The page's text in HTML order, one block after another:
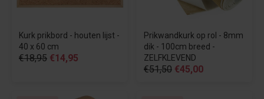
Kurk prikbord - houten lijst -
40 x 60 cm
€18,95 €14,95
Prikwandkurk op rol - 8mm
dik - 100cm breed -
ZELFKLEVEND
€51,50 €45,00